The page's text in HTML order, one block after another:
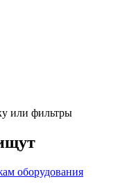
или фильтры
оборудования